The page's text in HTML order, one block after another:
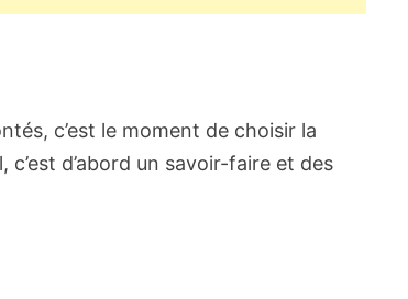
c’est le moment de choisir la
d’abord un savoir-faire et des